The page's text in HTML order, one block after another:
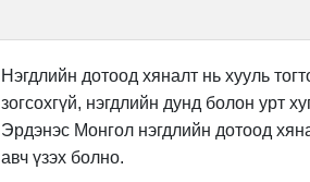
Нэгдлийн дотоод хяналт нь хууль
зогсохгүй, нэгдлийн дунд болон урт
Эрдэнэс Монгол нэгдлийн дотоод
авч үзэх болно.